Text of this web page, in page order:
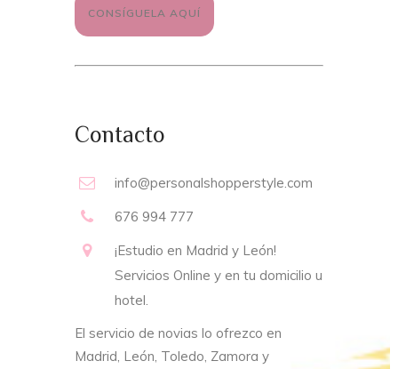
CONSÍGUELA AQUÍ
Contacto
info@personalshopperstyle.com
676 994 777
¡Estudio en Madrid y León!
Servicios Online y en tu domicilio u
hotel.
El servicio de novias lo ofrezco en
Madrid, León, Toledo, Zamora y